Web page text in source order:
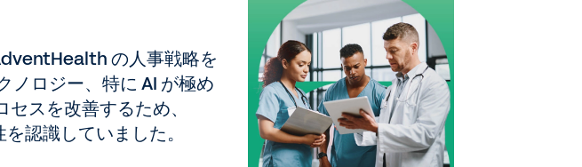
の人事戦略を
ノロジー、特に AI が極め
スを改善するため、
認識していました。